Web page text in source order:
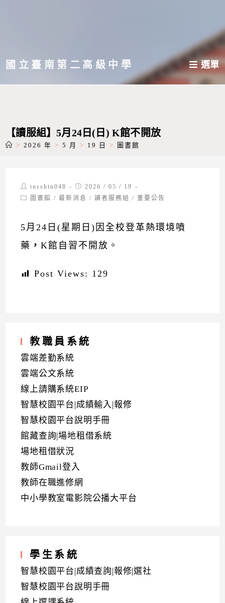
主國立臺南第二高級中學 選單
【讀服組】5月24日(日) K館不開放
> 2026 年 > 5 月 > 19 日 > 圖書館
Post
author:
tnsshtn048
Post
published:
2026 / 05 / 19
Post圖書館 / 最新消息 / 讀者服務組 / 重要公告
5月24日(星期日)因全校登革熱環境噴
藥 ，K館自習不開放。
Post Views: 129
教職員系統
雲端差勤系統
雲端公文系統
線上請購系統EIP
智慧校園平台|成績輸入|報修
智慧校園平台說明手冊
館藏查詢|場地租借系統
場地租借狀況
教師Gmail登入
教師在職進修網
中小學教室電影院公播大平台
學生系統
智慧校園平台|成績查詢|報修|選社
智慧校園平台說明手冊